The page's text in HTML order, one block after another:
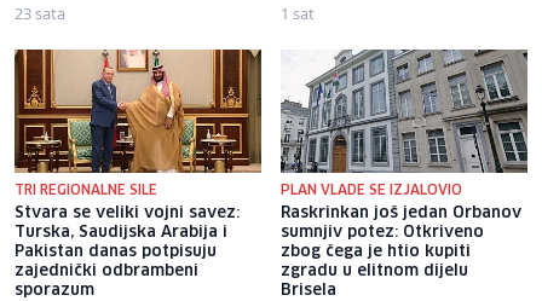
23 sata 1 sat
TRI REGIONALNE SILE
Stvara se veliki vojni savez:
Turska, Saudijska Arabija i
Pakistan danas potpisuju
zajednički odbrambeni
sporazum
PLAN VLADE SE IZJALOVIO
Raskrinkan još jedan Orbanov
sumnjiv potez: Otkriveno
zbog čega je htio kupiti
zgradu u elitnom dijelu
Brisela